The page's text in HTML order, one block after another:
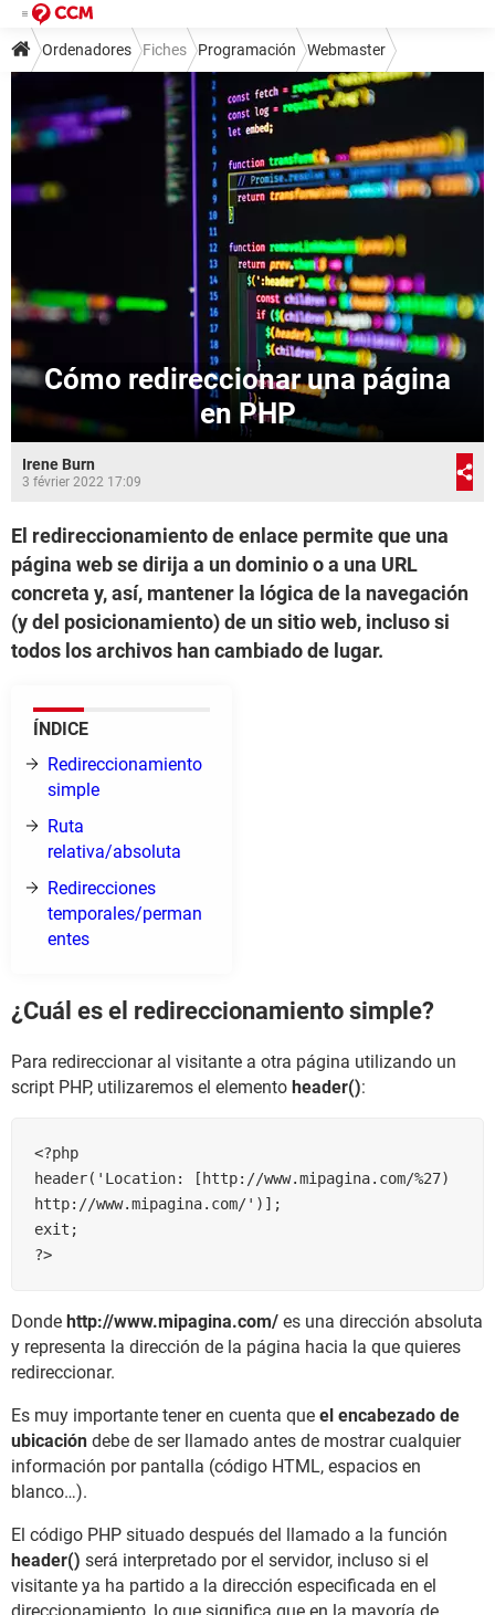
Ordenadores Fiches Programación Webmaster
Cómo redireccionar una página
en PHP
Irene Burn
3 février 2022 17:09
El redireccionamiento de enlace permite que una
página web se dirija a un dominio o a una URL
concreta y, así, mantener la lógica de la navegación
(y del posicionamiento) de un sitio web, incluso si
todos los archivos han cambiado de lugar.
ÍNDICE
Redireccionamiento
simple
Ruta
relativa/absoluta
Redirecciones
temporales/perman
entes
¿Cuál es el redireccionamiento simple?
Para redireccionar al visitante a otra página utilizando un
script PHP, utilizaremos el elemento header():
<?php
header('Location: [http://www.mipagina.com/%27)
http://www.mipagina.com/')];
exit;
Donde http://www.mipagina.com/ es una dirección absoluta
y representa la dirección de la página hacia la que quieres
redireccionar.
Es muy importante tener en cuenta que el encabezado de
ubicación debe de ser llamado antes de mostrar cualquier
información por pantalla (código HTML, espacios en
blanco…).
El código PHP situado después del llamado a la función
header() será interpretado por el servidor, incluso si el
visitante ya ha partido a la dirección especificada en el
direccionamiento, lo que significa que en la mayoría de